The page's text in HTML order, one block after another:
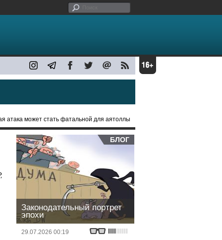
атака может стать фатальной для аятоллы
БЛОГ
Законодательный портрет
эпохи
29.07.2026 00:19